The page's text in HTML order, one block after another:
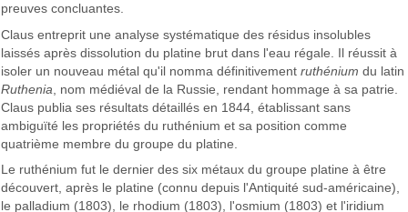
preuves concluantes.
Claus entreprit une analyse systématique des résidus insolubles
laissés après dissolution du platine brut dans l'eau régale. Il réussit à
isoler un nouveau métal qu'il nomma définitivementruthénium du latin
Ruthenia , nom médiéval de la Russie, rendant hommage à sa patrie.
Claus publia ses résultats détaillés en 1844, établissant sans
ambiguïté les propriétés du ruthénium et sa position comme
quatrième membre du groupe du platine.
Le ruthénium fut le dernier des six métaux du groupe platine à être
découvert, après le platine (connu depuis l'Antiquité sud-américaine),
le palladium (1803), le rhodium (1803), l'osmium (1803) et l'iridium